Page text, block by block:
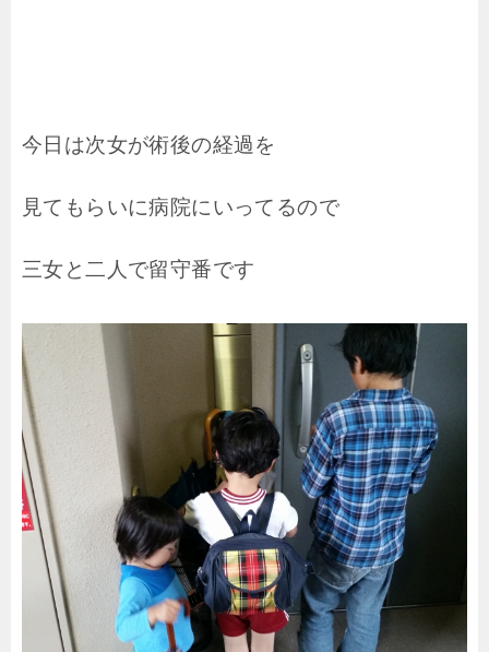
今日は次女が術後の経過を
見てもらいに病院にいってるので
三女と二人で留守番です